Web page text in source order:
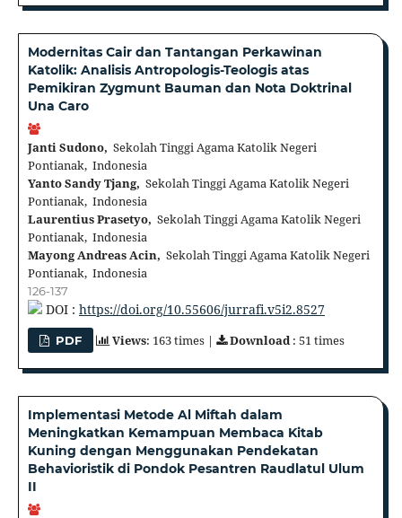
Modernitas Cair dan Tantangan Perkawinan
Katolik: Analisis Antropologis-Teologis atas
Pemikiran Zygmunt Bauman dan Nota Doktrinal
Una Caro
Janti Sudono, Sekolah Tinggi Agama Katolik Negeri
Pontianak, Indonesia
Yanto Sandy Tjang, Sekolah Tinggi Agama Katolik Negeri
Pontianak, Indonesia
Laurentius Prasetyo, Sekolah Tinggi Agama Katolik Negeri
Pontianak, Indonesia
Mayong Andreas Acin, Sekolah Tinggi Agama Katolik Negeri
Pontianak, Indonesia
126-137
DOI : https://doi.org/10.55606/jurrafi.v5i2.8527
PDF Views: 163 times | Download: 51 times
Implementasi Metode Al Miftah dalam
Meningkatkan Kemampuan Membaca Kitab
Kuning dengan Menggunakan Pendekatan
Behavioristik di Pondok Pesantren Raudlatul Ulum
II